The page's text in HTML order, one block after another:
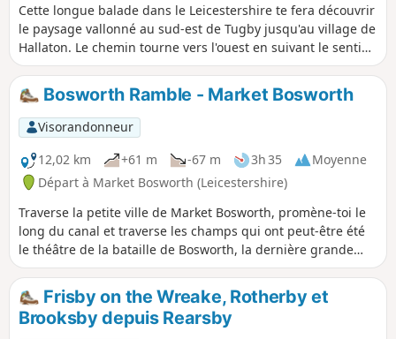
Cette longue balade dans le Leicestershire te fera découvrir
le paysage vallonné au sud-est de Tugby jusqu'au village de
Hallaton. Le chemin tourne vers l'ouest en suivant le sentier
Leicestershire Round jusqu'à Glooston, d'où tu peux revenir
au point de départ en passant par Noseley et Rolleston. La
balade suit des chemins et des pistes cavalières
généralement bien balisés.
Bosworth Ramble - Market Bosworth
Visorandonneur
12,02 km
+61 m -67 m 3h 35
Moyenne
Départ à Market Bosworth (Leicestershire)
Traverse la petite ville de Market Bosworth, promène-toi le
long du canal et traverse les champs qui ont peut-être été
le théâtre de la bataille de Bosworth, la dernière grande
bataille de la guerre des Deux-Roses en 1485.
Frisby on the Wreake, Rotherby et
Brooksby depuis Rearsby